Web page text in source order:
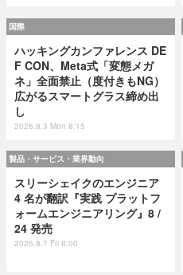
国際
ハッキングカンファレンス DE
F CON、Meta式「変態メガ
ネ」全面禁止（度付きもNG）
広がるスマートグラス締め出
し
2026.8.3 Mon 8:15
製品・サービス・業界動向
スリーシェイクのエンジニア
4 名が翻訳『実践 プラットフ
ォームエンジニアリング』8 /
24 発売
2026.8.7 Fri 8:00